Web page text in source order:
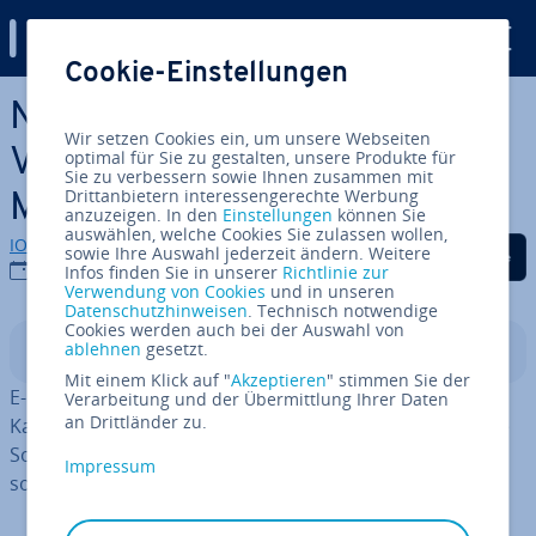
Zum Haupt­in­halt springen
News­let­ter-Software-
Vergleich: Die besten E-Mail-
Marketing-Anbieter
IONOS Redaktion
28.07.2026
Auf Facebook teilen
Auf Twitter teilen
Auf LinkedIn
In­halts­ver­zeich­nis
E-Mail-Marketing-Tools helfen Ihnen dabei, News­let­ter-
Kampagnen für Ihr Business auf­zu­zie­hen. Ver­schie­de­ne
Soft­ware­lö­sun­gen bieten un­ter­schied­li­che Features
sowie Preis­plä­ne an.
Cookie-Einstellungen
Wir setzen Cookies ein, um unsere Webseiten
optimal für Sie zu gestalten, unsere Produkte für
Sie zu verbessern sowie Ihnen zusammen mit
Drittanbietern interessengerechte Werbung
anzuzeigen. In den Einstellungen können Sie
auswählen, welche Cookies Sie zulassen wollen,
sowie Ihre Auswahl jederzeit ändern. Weitere
Infos finden Sie in unserer Richtlinie zur
Verwendung von Cookies und in unseren
Datenschutzhinweisen. Technisch notwendige
Cookies werden auch bei der Auswahl von
ablehnen gesetzt.
Mit einem Klick auf "Akzeptieren" stimmen Sie der
Verarbeitung und der Übermittlung Ihrer Daten
an Drittländer zu.
Impressum